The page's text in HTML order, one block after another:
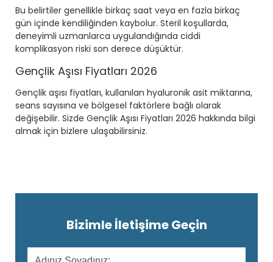
Bu belirtiler genellikle birkaç saat veya en fazla birkaç
gün içinde kendiliğinden kaybolur. Steril koşullarda,
deneyimli uzmanlarca uygulandığında ciddi
komplikasyon riski son derece düşüktür.
Gençlik Aşısı Fiyatları 2026
Gençlik aşısı fiyatları, kullanılan hyaluronik asit miktarına,
seans sayısına ve bölgesel faktörlere bağlı olarak
değişebilir. Sizde Gençlik Aşısı Fiyatları 2026 hakkında bilgi
almak için bizlere ulaşabilirsiniz.
Bizimle İletişime Geçin